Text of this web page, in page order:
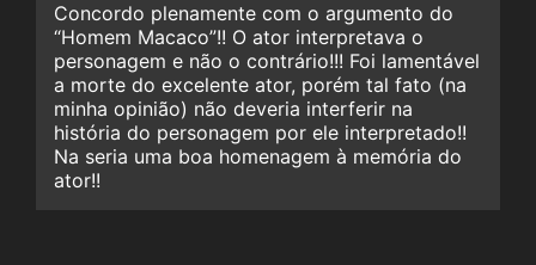
Concordo plenamente com o argumento do
“Homem Macaco”!! O ator interpretava o
personagem e não o contrário!!! Foi lamentável
a morte do excelente ator, porém tal fato (na
minha opinião) não deveria interferir na
história do personagem por ele interpretado!!
Na seria uma boa homenagem à memória do
ator!!